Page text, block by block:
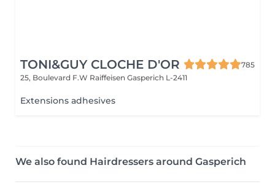
TONI&GUY CLOCHE D'OR
785
25, Boulevard F.W Raiffeisen Gasperich L-2411
Extensions adhesives
We also found Hairdressers around Gasperich